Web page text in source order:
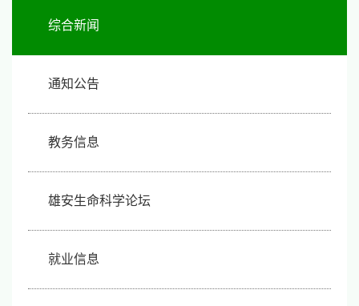
综合新闻
通知公告
教务信息
雄安生命科学论坛
就业信息